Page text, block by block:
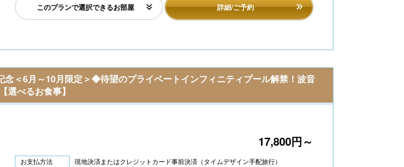
詳細/ご予約
このプランで選択できるお部屋
＜6月～10月限定＞◆待望のプライベートインフィニティプール解禁！波音
選べるお食事】
17,800円～
お支払方法
現地決済またはクレジットカード事前決済（タイムデザイン手配旅行）